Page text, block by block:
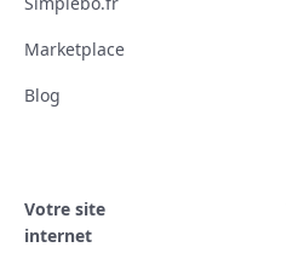
Marketplace
Blog
Votre site
internet